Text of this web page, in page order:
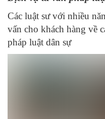
Các luật sư với nhiều
vấn cho khách hàng về
pháp luật dân sự